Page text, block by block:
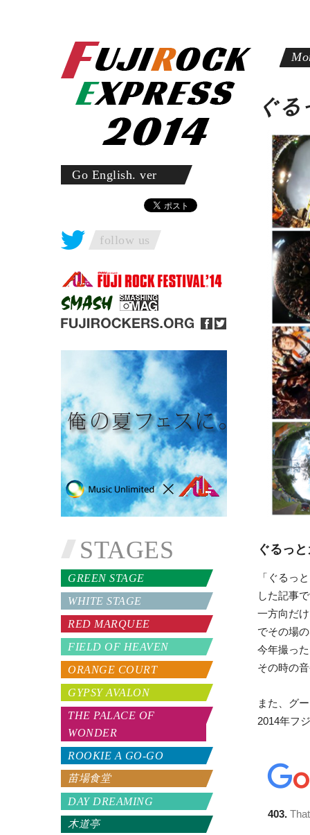
Go English. ver
follow us
STAGES
GREEN STAGE
WHITE STAGE
RED MARQUEE
FIELD OF HEAVEN
ORANGE COURT
GYPSY AVALON
THE PALACE OF
WONDER
ROOKIE A GO-GO
苗場食堂
DAY DREAMING
木道亭
ぐ
ぐるっ
「ぐるっ
した記事
一方向だ
でその場
今年撮っ
その時の
また、グ
2014年フ